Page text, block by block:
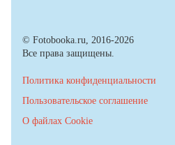
© Fotobooka.ru, 2016-2026
Все права защищены.
Политика конфиденциальности
Пользовательское соглашение
О файлах Cookie